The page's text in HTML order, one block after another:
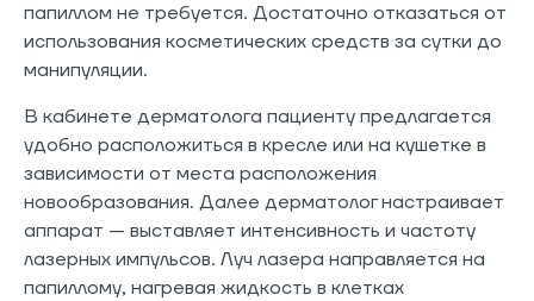
папиллом не требуется. Достаточно отказаться от
использования косметических средств за сутки до
манипуляции.
В кабинете дерматолога пациенту предлагается
удобно расположиться в кресле или на кушетке в
зависимости от места расположения
новообразования. Далее дерматолог настраивает
аппарат — выставляет интенсивность и частоту
лазерных импульсов. Луч лазера направляется на
папиллому, нагревая жидкость в клетках